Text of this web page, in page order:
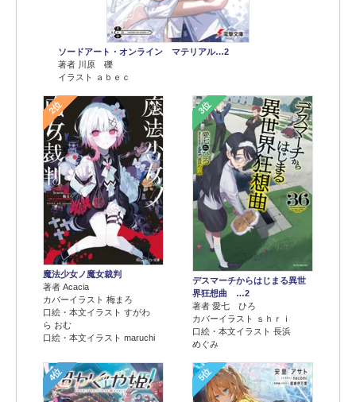
ソードアート・オンライン マテリアル…2
著者 川原 礫
イラスト ａｂｅｃ
2位
魔法少女ノ魔女裁判
著者 Acacia
カバーイラスト 梅まろ
口絵・本文イラスト すがわ
ら おむ
口絵・本文イラスト maruchi
3位
デスマーチからはじまる異世
界狂想曲 …2
著者 愛七 ひろ
カバーイラスト ｓｈｒｉ
口絵・本文イラスト 長浜
めぐみ
4位 5位